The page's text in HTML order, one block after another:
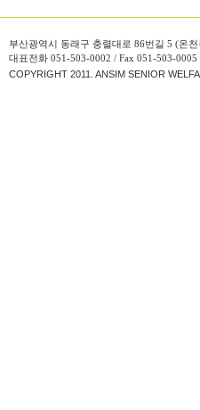
부산광역시 동래구 충렬대로 86번길 5 (온천
대표전화 051-503-0002 / Fax 051-503-0005
COPYRIGHT 2011. ANSIM SENIOR